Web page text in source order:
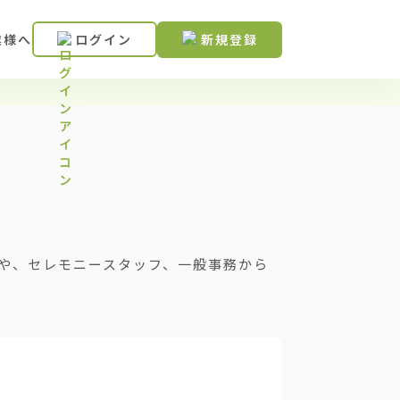
へ ログイン 新規登録
、セレモニースタッフ、一般事務から